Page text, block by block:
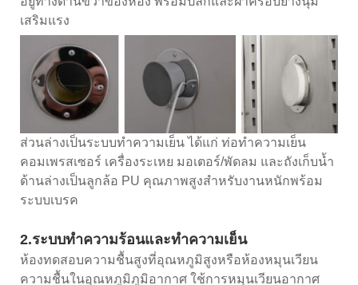
เสริมแรง
ส่วนล่างเป็นระบบทำความเย็น ได้แก่ ท่อทำความเย็น
คอมเพรสเซอร์ เครื่องระเหย มอเตอร์/พัดลม และถังเก็บน้ำ
ด้านล่างเป็นลูกล้อ PU คุณภาพสูงสำหรับงานหนักพร้อม
ระบบเบรค
2.ระบบทำความร้อนและทำความเย็น
ห้องทดสอบความชื้นสูงที่อุณหภูมิสูงหรือห้องหมุนเวียน
ความชื้นในอุณหภูมิภูมิอากาศ ใช้การหมุนเวียนอากาศ